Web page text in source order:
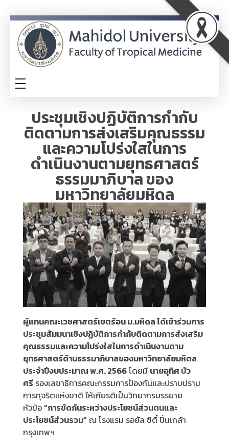
TM-ITA
ประชุมเชิงปฏิบัติการกำกับ
ติดตามการส่งเสริมคุณธรรม
และความโปร่งใสในการ
ดำเนินงานตามยุทธศาสตร์
ธรรมมาภิบาล ของ
มหาวิทยาลัยมหิดล
ผู้แทนคณะเวชศาสตร์เขตร้อน ม.มหิดล ได้เข้าร่วมการ
ประชุมสัมมนาเชิงปฏิบัติการกำกับติดตามการส่งเสริม
คุณธรรมและความโปร่งใสในการดำเนินงานตาม
ยุทธศาสตร์ด้านธรรมาภิบาลของมหาวิทยาลัยมหิดล
ประจำปีงบประมาณ พ.ศ. 2566โดยมี นายอุทิศ บัว
ศรี รองเลขาธิการคณะกรรมการป้องกันและปราบปราม
การทุจริตแห่งชาติ ให้เกียรติเป็นวิทยากรบรรยาย
หัวข้อ“การขัดกันระหว่างประโยชน์ส่วนตนและ
ประโยชน์ส่วนรวม” ณ โรงแรม รอยัล ซิตี้ ปิ่นเกล้า
กรุงเทพฯ